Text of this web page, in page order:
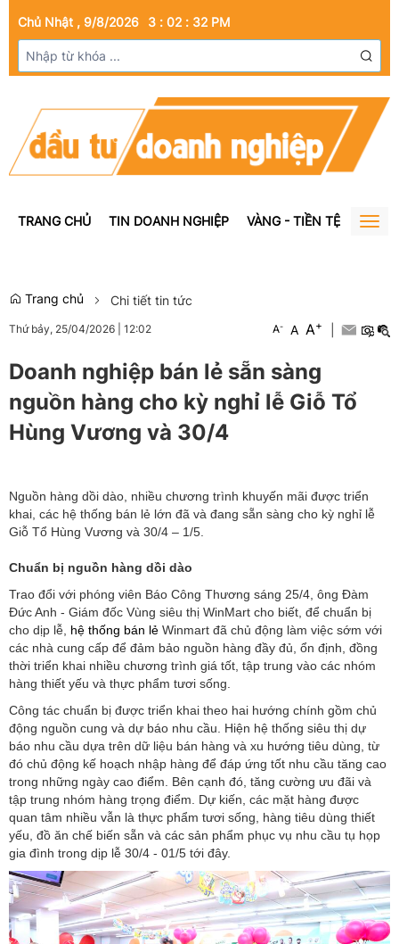
Chủ Nhật , 9/8/2026 3 : 02 : 33 PM
TRANG CHỦ TIN DOANH NGHIỆP VÀNG - TIỀN TỆ BẤT
Trang chủ Chi tiết tin tức
Thứ bảy, 25/04/2026 12:02 A- A A+
Doanh nghiệp bán lẻ sẵn sàng
nguồn hàng cho kỳ nghỉ lễ Giỗ Tổ
Hùng Vương và 30/4
Nguồn hàng dồi dào, nhiều chương trình khuyến mãi được triển
khai, các hệ thống bán lẻ lớn đã và đang sẵn sàng cho kỳ nghỉ lễ
Giỗ Tổ Hùng Vương và 30/4 – 1/5.
Chuẩn bị nguồn hàng dồi dào
Trao đổi với phóng viên Báo Công Thương sáng 25/4, ông Đàm
Đức Anh - Giám đốc Vùng siêu thị WinMart cho biết, để chuẩn bị
cho dịp lễ, hệ thống bán lẻ Winmart đã chủ động làm việc sớm với
các nhà cung cấp để đảm bảo nguồn hàng đầy đủ, ổn định, đồng
thời triển khai nhiều chương trình giá tốt, tập trung vào các nhóm
hàng thiết yếu và thực phẩm tươi sống.
Công tác chuẩn bị được triển khai theo hai hướng chính gồm chủ
động nguồn cung và dự báo nhu cầu. Hiện hệ thống siêu thị dự
báo nhu cầu dựa trên dữ liệu bán hàng và xu hướng tiêu dùng, từ
đó chủ động kế hoạch nhập hàng để đáp ứng tốt nhu cầu tăng cao
trong những ngày cao điểm. Bên cạnh đó, tăng cường ưu đãi và
tập trung nhóm hàng trọng điểm. Dự kiến, các mặt hàng được
quan tâm nhiều vẫn là thực phẩm tươi sống, hàng tiêu dùng thiết
yếu, đồ ăn chế biến sẵn và các sản phẩm phục vụ nhu cầu tụ họp
gia đình trong dịp lễ 30/4 - 01/5 tới đây.